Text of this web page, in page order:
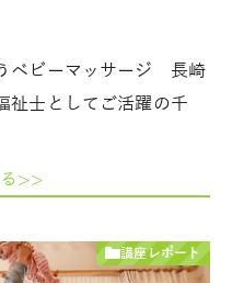
ベビーマッサージ 長崎
祉士としてご活躍の千
>>
講座レポート